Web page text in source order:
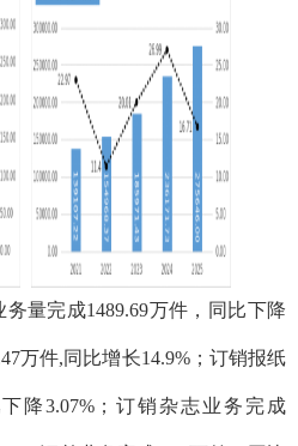
量完成1489.69万件，同比下降
万件,同比增长14.9%；订销报纸
降3.07%；订销杂志业务完成